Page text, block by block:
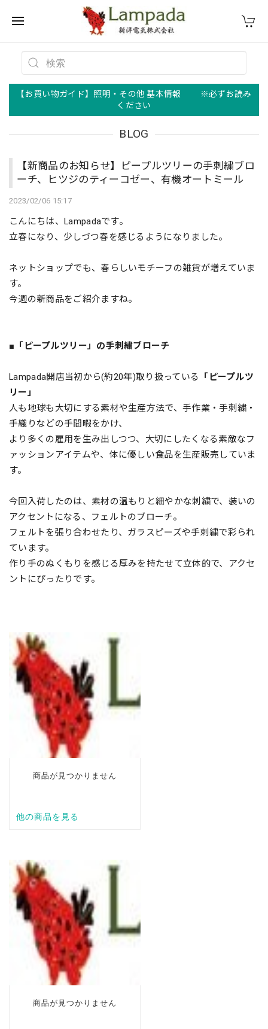
【お買い物ガイド】照明・その他 基本情報 ※必ずお読み
ください
BLOG
【新商品のお知らせ】ピープルツリーの手刺繍ブロ
ーチ、ヒツジのティーコゼー、有機オートミール
2023/02/06 15:17
こんにちは、Lampadaです。
立春になり、少しづつ春を感じるようになりました。
ネットショップでも、春らしいモチーフの雑貨が増えていま
す。
今週の新商品をご紹介ますね。
■「ピープルツリー」の手刺繍ブローチ
Lampada開店当初から(約20年)取り扱っている
「ピープルツ
リー」
人も地球も大切にする素材や生産方法で、手作業・手刺繍・
手織りなどの手間暇をかけ、
より多くの雇用を生み出しつつ、大切にしたくなる素敵なフ
ァッションアイテムや、体に優しい食品を生産販売していま
す。
今回入荷したのは、素材の温もりと細やかな刺繍で、装いの
アクセントになる、フェルトのブローチ。
フェルトを張り合わせたり、ガラスピーズや手刺繍で彩られ
ています。
作り手のぬくもりを感じる厚みを持たせて立体的で、アクセ
ントにぴったりです。